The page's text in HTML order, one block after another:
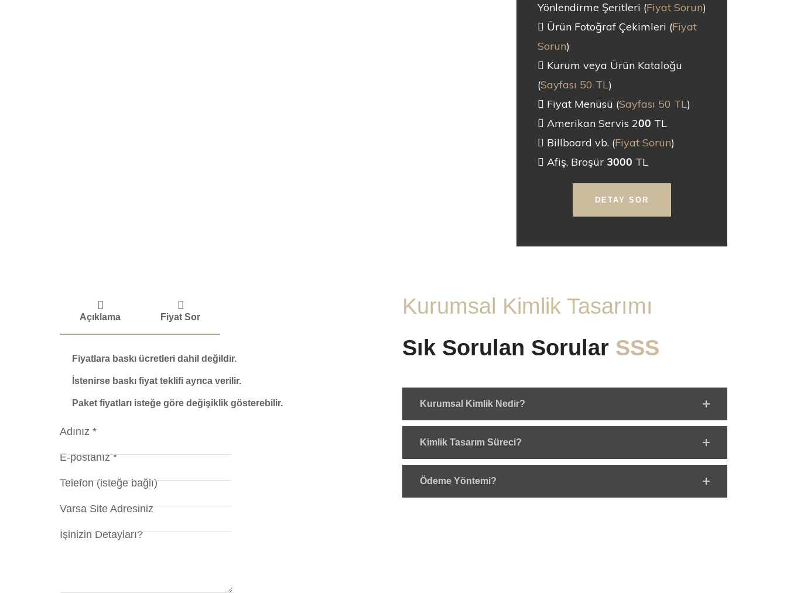
Yönlendirme Şeritleri (Fiyat Sorun)
Ürün Fotoğraf Çekimleri (Fiyat
Sorun)
Kurum veya Ürün Kataloğu
(Sayfası 50 TL)
Fiyat Menüsü (Sayfası 50 TL)
Amerikan Servis 200 TL
Billboard vb. (Fiyat Sorun)
Afiş, Broşür 3000 TL
DETAY SOR
Açıklama Fiyat Sor
Fiyatlara baskı ücretleri dahil değildir.
İstenirse baskı fiyat teklifi ayrıca verilir.
Paket fiyatları isteğe göre değişiklik gösterebilir.
Adınız *
E-postanız *
Telefon (isteğe bağlı)
Varsa Site Adresiniz
İşinizin Detayları?
Kurumsal Kimlik Tasarımı
Sık Sorulan Sorular SSS
Kurumsal Kimlik Nedir?
Kimlik Tasarım Süreci?
Ödeme Yöntemi?